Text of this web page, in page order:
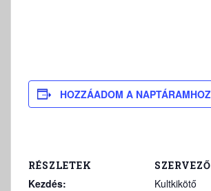
HOZZÁADOM A NAPTÁRAMHOZ
RÉSZLETEK
Kezdés:
SZERVEZŐ
Kultkikötő